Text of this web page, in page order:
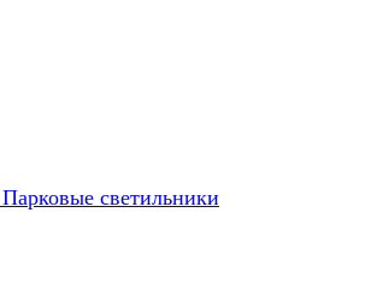
Парковые светильники